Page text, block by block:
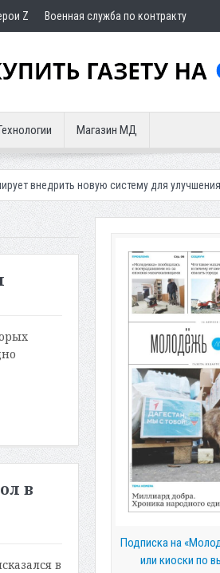
Z Военная служба по контракту
Магазин МД
систему для улучшения ситуации с
в
в
Подписка на
или киоски по